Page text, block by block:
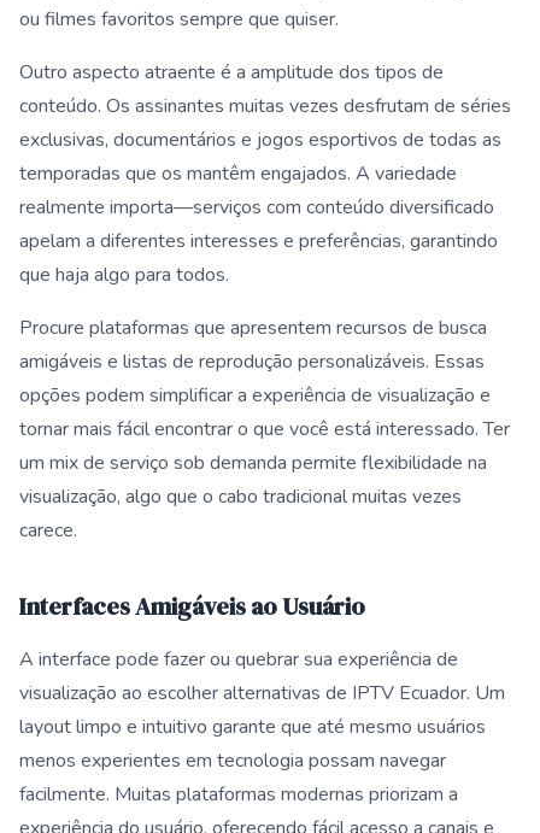
ou filmes favoritos sempre que quiser.
Outro aspecto atraente é a amplitude dos tipos de
conteúdo. Os assinantes muitas vezes desfrutam de séries
exclusivas, documentários e jogos esportivos de todas as
temporadas que os mantêm engajados. A variedade
realmente importa—serviços com conteúdo diversificado
apelam a diferentes interesses e preferências, garantindo
que haja algo para todos.
Procure plataformas que apresentem recursos de busca
amigáveis e listas de reprodução personalizáveis. Essas
opções podem simplificar a experiência de visualização e
tornar mais fácil encontrar o que você está interessado. Ter
um mix de serviço sob demanda permite flexibilidade na
visualização, algo que o cabo tradicional muitas vezes
carece.
Interfaces Amigáveis ao Usuário
A interface pode fazer ou quebrar sua experiência de
visualização ao escolher alternativas de IPTV Ecuador. Um
layout limpo e intuitivo garante que até mesmo usuários
menos experientes em tecnologia possam navegar
facilmente. Muitas plataformas modernas priorizam a
experiência do usuário, oferecendo fácil acesso a canais e